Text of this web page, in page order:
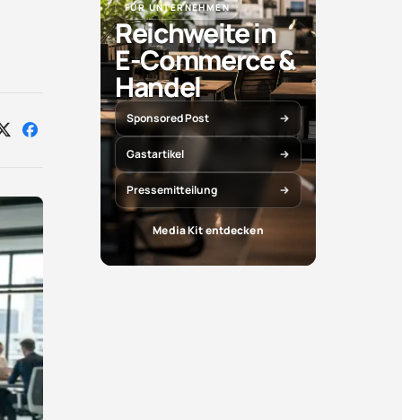
Auf Auf
FÜR UNTERNEHMEN
Reichweite in
E-Commerce &
Handel
Sponsored Post
Gastartikel
Pressemitteilung
Media Kit entdecken